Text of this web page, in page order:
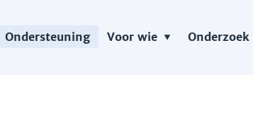
Ondersteuning Voor wie Onderzoek